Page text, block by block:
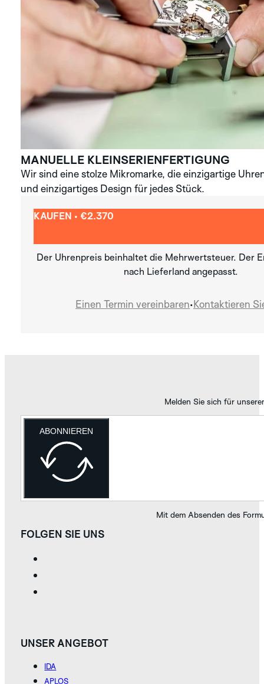
MANUELLE KLEIN­SERIENFERTIGUNG
Wir sind eine stolze Mikromarke, die einzigartige
und einzigartiges Design für jedes Stück.
KAUFEN • €2.370
Der Uhrenpreis beinhaltet die Mehrwertsteuer. Der
nach Lieferland angepasst.
Einen Termin vereinbaren•Kontaktieren
Melden Sie sich für
ABONNIEREN
Mit dem Absenden des
FOLGEN SIE UNS
UNSER ANGEBOT
IDA
APLOS